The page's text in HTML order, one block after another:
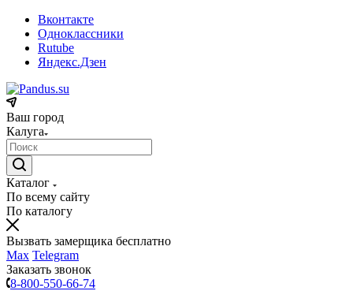
Вконтакте
Одноклассники
Rutube
Яндекс.Дзен
Ваш город
Калуга
Каталог
По всему сайту
По каталогу
Вызвать замерщика бесплатно
Max Telegram
Заказать звонок
8-800-550-66-74